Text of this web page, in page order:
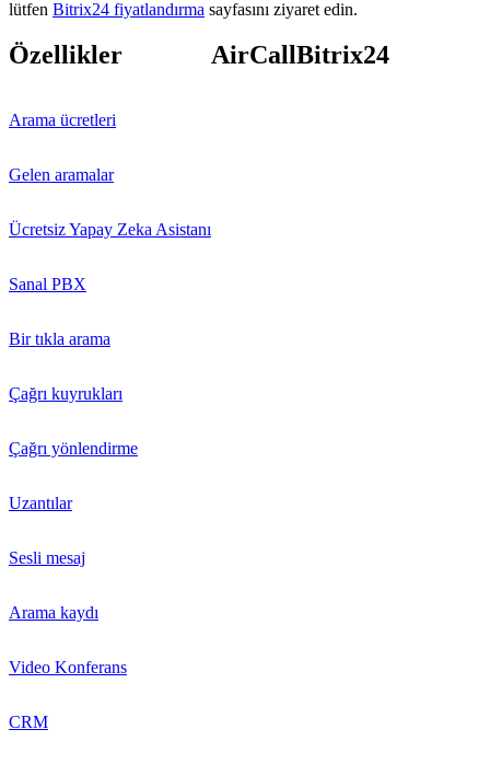
lütfen Bitrix24 fiyatlandırma sayfasını ziyaret edin.
Özellikler AirCallBitrix24
Arama ücretleri
Gelen aramalar
Ücretsiz Yapay Zeka Asistanı
Sanal PBX
Bir tıkla arama
Çağrı kuyrukları
Çağrı yönlendirme
Uzantılar
Sesli mesaj
Arama kaydı
Video Konferans
CRM